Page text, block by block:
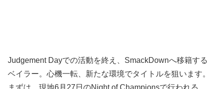
Judgement Dayでの活動を終え、SmackDownへ移籍する
ベイラー。心機一転、新たな環境でタイトルを狙います。
まずは、現地6月27日のNight of Championsで行われる